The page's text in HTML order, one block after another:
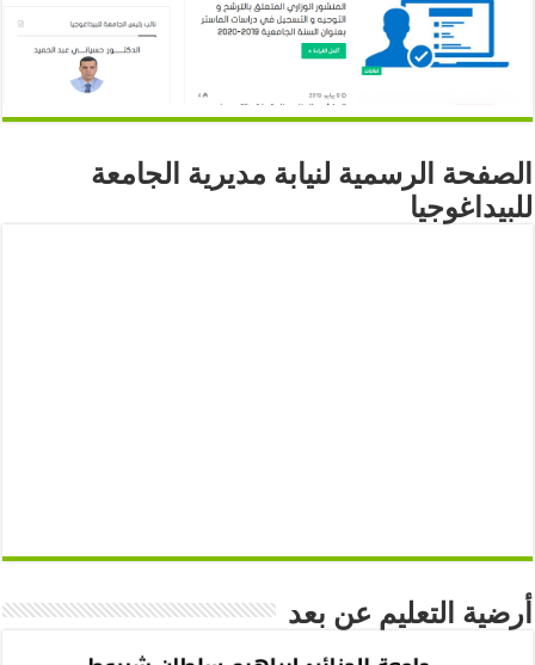
الصفحة الرسمية لنيابة مديرية الجامعة
للبيداغوجيا
أرضية التعليم عن بعد